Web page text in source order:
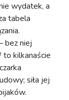
wydatek, a
tabela
bez niej
to kilkanaście
siła jej